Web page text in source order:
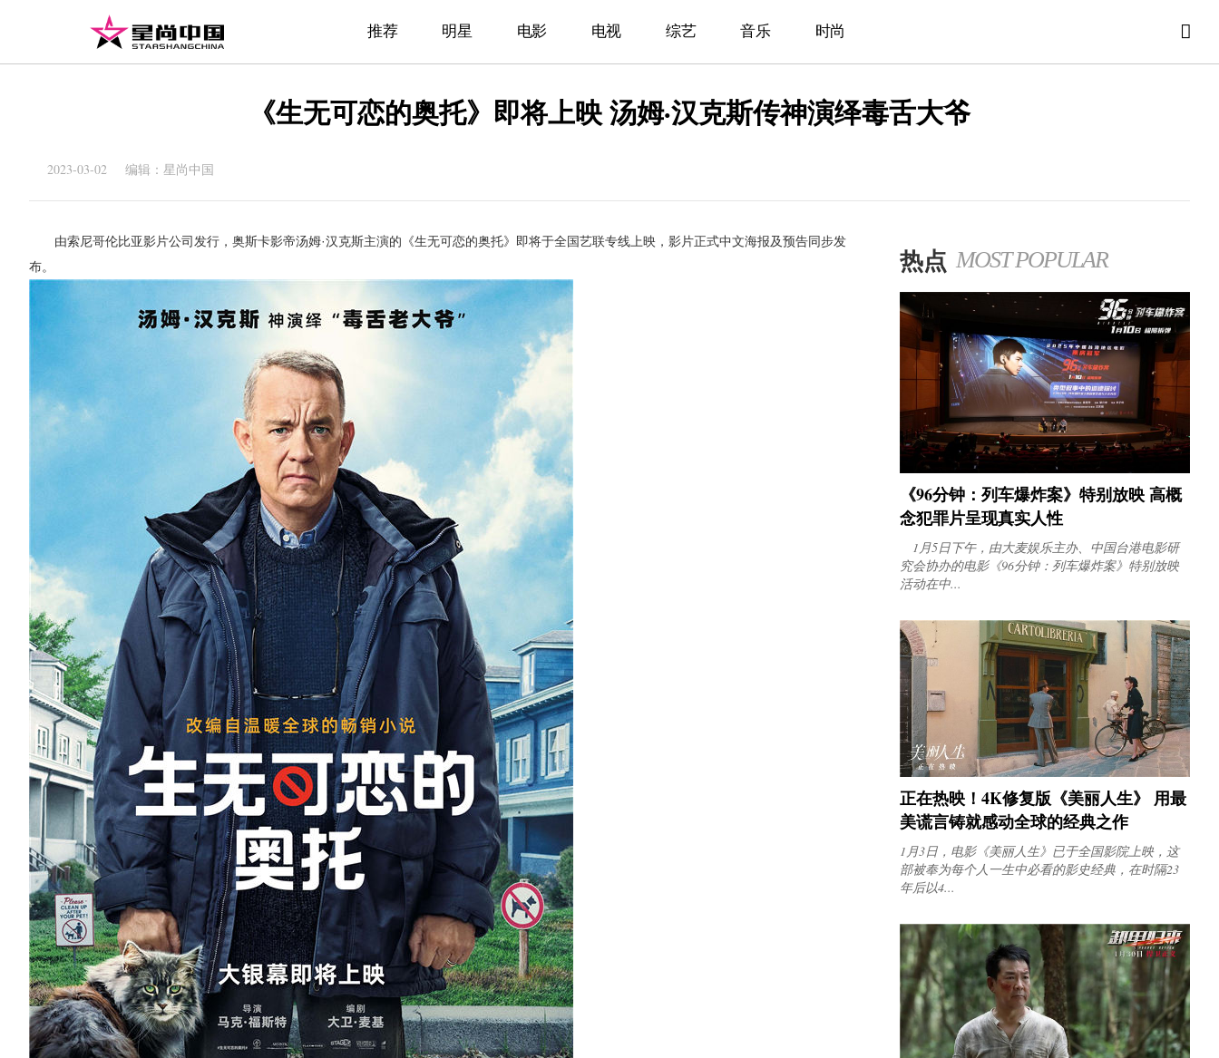
推荐 明星 电影 电视 综艺 音乐 时尚
《生无可恋的奥托》即将上映 汤姆·汉克斯传神演绎毒舌大爷
2023-03-02 编辑：星尚中国
由索尼哥伦比亚影片公司发行，奥斯卡影帝汤姆·汉克斯主演的《生无可恋的奥托》即将于全国艺联专线上映，影片正式中文海报及预告同步发
布。
热点 MOST POPULAR
《96分钟：列车爆炸案》特别放映 高概
念犯罪片呈现真实人性
1月5日下午，由大麦娱乐主办、中国台港电影研
究会协办的电影《96分钟：列车爆炸案》特别放映
活动在中...
正在热映！4K修复版《美丽人生》 用最
美谎言铸就感动全球的经典之作
1月3日，电影《美丽人生》已于全国影院上映，这
部被奉为每个人一生中必看的影史经典，在时隔23
年后以4...